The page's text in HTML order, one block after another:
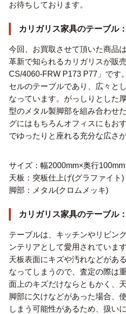
お待ちしております。
カリガリス家具のテーブル
今回、お買取させて頂いた商品
革新で知られるカリガリスが販
CS/4060-FRW P173 P77」です
セルのテーブルであり、広々と
なっています。がっしりとした
型のメタル製脚部を組み合わせ
グにはもちろんオフィスにもお
でゆったりと座れる充分な広さが
サイズ：幅2000mm×奥行
天板：突板仕上げ(グラファイト)
脚部：メタル(クロムメッキ)
カリガリス家具のテーブル
テーブルは、キッチンやリビン
ンテリアとして愛用されていま
天板表面にキズや汚れなどがあ
なってしまうので、査定の際は
面上のキズだけならともかく、
脚部に欠けなどがあった場合、
しまう可能性があるため、扱い